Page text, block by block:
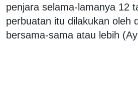
penjara selama-lamanya 12
perbuatan itu dilakukan oleh
bersama-sama atau lebih